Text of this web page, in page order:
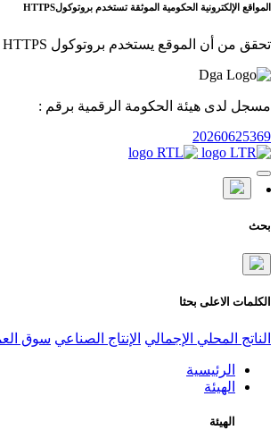
المواقع الإلكترونية الحكومية الموثقة تستخدم بروتوكولHTTPS
تحقق من أن الموقع يستخدم بروتوكول HTTPS
مسجل لدى هيئة الحكومة الرقمية برقم :
20260625369
بحث
الكلمات الاعلى بحثا
الناتج المحلي الإجمالي الإنتاج الصناعي سوق
الرئيسية
الهيئة
الهيئة